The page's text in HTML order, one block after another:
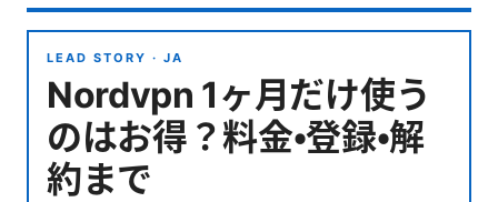
LEAD STORY · JA
Nordvpn 1ヶ月だけ使う
のはお得？料金・登録・解
約まで